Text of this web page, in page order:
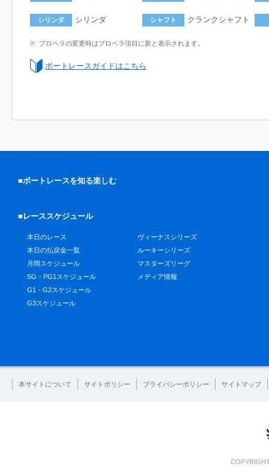
シリンダ シリンダ シャフト クランクシャフト
プロペラの変更時はプロペラ項目に新と表示されます。
ボートレースガイドはこちら
■ボートレースを知る楽しむ
■レーススケジュール
本日のレース
本日の払戻金一覧
月間スケジュール
SG・PG1スケジュール
G1・G2スケジュール
G3スケジュール
ヴィーナスシリーズ
ルーキーシリーズ
マスターズリーグ
メディア情報
本サイトについて サイトポリシー プライバシーポリシー サイトマップ